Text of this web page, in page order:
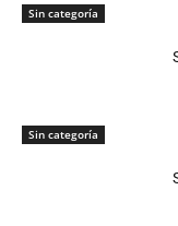
Sin categoría
Sin categoría